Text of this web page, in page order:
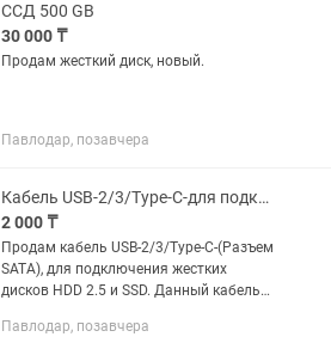
ССД 500 GB
30 000 ₸
Продам жесткий диск, новый.
Павлодар, позавчера
Кабель USB-2/3/Type-C-для подключения Hdd2.5-ssd
2 000 ₸
Продам кабель USB-2/3/Type-C-(Разъем
SATA), для подключения жестких
дисков HDD 2.5 и SSD. Данный кабель
подключения жестких дисков к
Павлодар, позавчера